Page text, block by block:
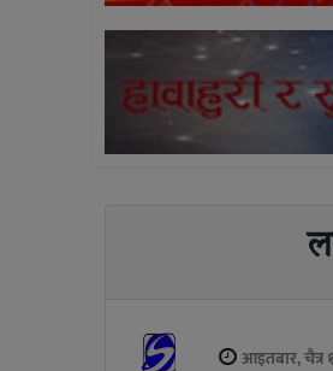
आइतबार, चैत्र